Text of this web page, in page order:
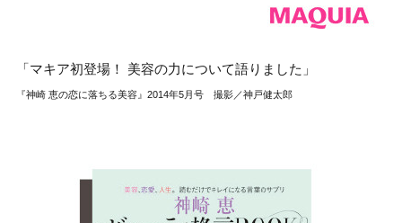
「マキア初登場！ 美容の力について語りました」
『神崎 恵の恋に落ちる美容』2014年5月号 撮影／神戸健太郎